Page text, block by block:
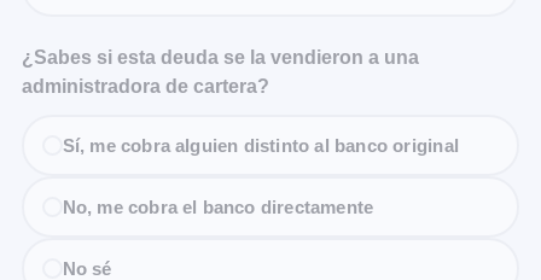
¿Sabes si esta deuda se la vendieron a una
administradora de cartera?
Sí, me cobra alguien distinto al banco original
No, me cobra el banco directamente
No sé